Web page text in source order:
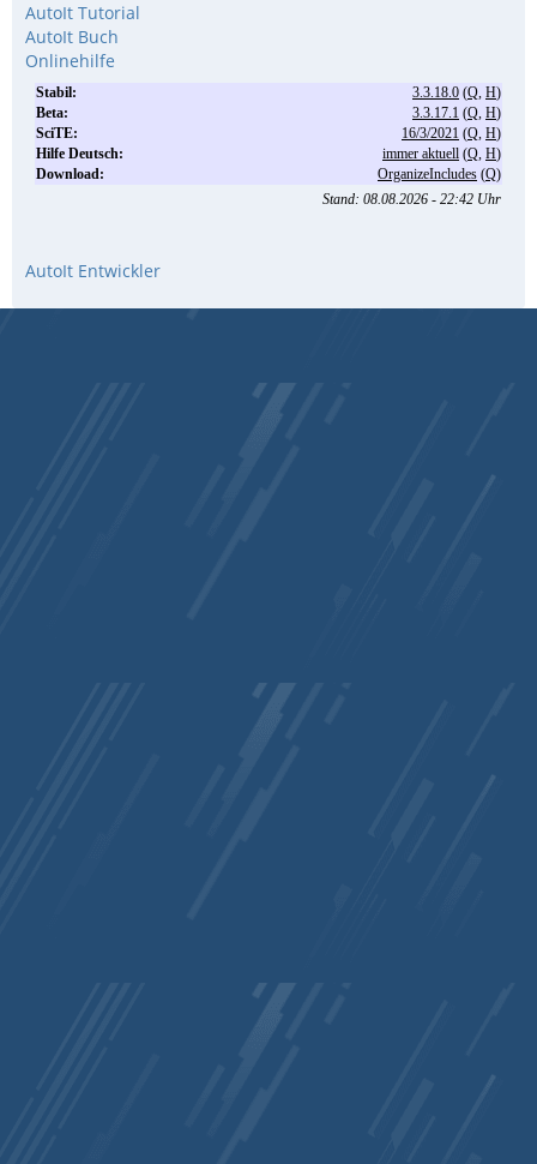
AutoIt Tutorial
AutoIt Buch
Onlinehilfe
AutoIt Entwickler